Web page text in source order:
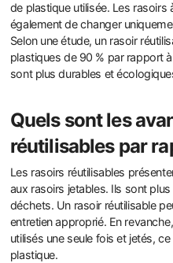
de plastique utilisée. Les
également de changer
Selon une étude, un rasoir
plastiques de 90 % par rapport
sont plus durables et
Quels sont les
réutilisables par
Les rasoirs réutilisables
aux rasoirs jetables. Ils sont
déchets. Un rasoir réutilisable
entretien approprié. En
utilisés une seule fois et jetés,
plastique.